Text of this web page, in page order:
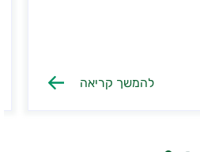
להמשך קריאה